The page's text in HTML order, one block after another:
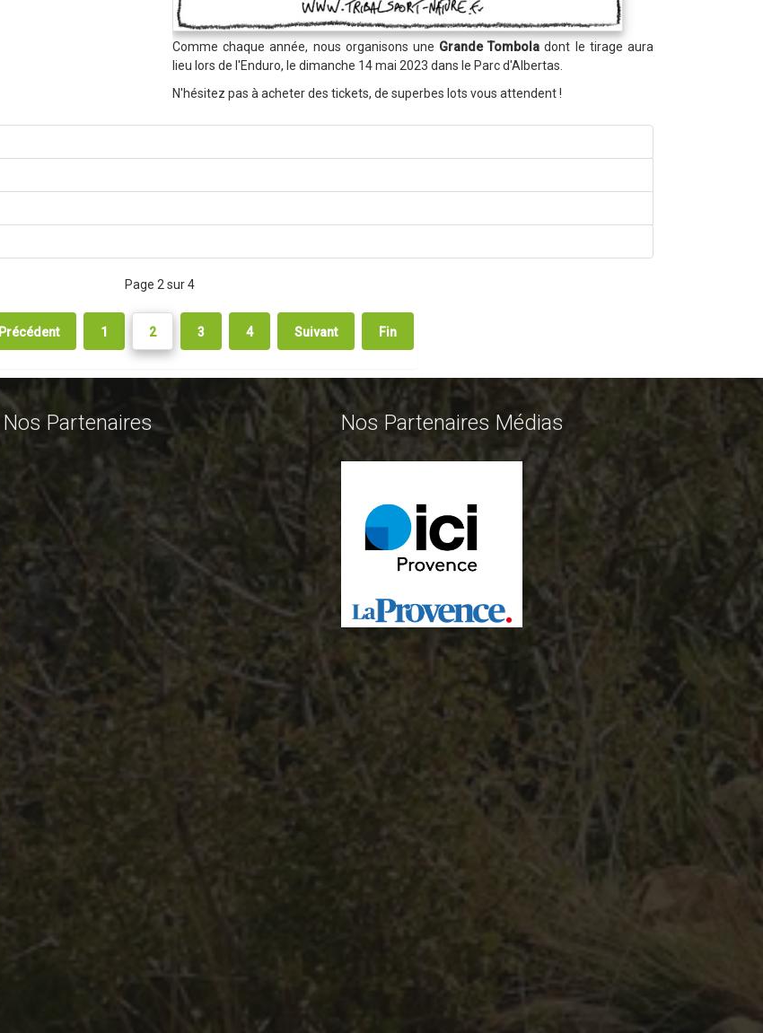
Comme chaque année, nous organisons une Grande Tombola dont le tirage aura
lieu lors de l'Enduro, le dimanche 14 mai 2023 dans le Parc d'Albertas.
N'hésitez pas à acheter des tickets, de superbes lots vous attendent !
Page 2 sur 4
Précédent 1 2 3 4 Suivant Fin
Nos Partenaires Nos Partenaires Médias